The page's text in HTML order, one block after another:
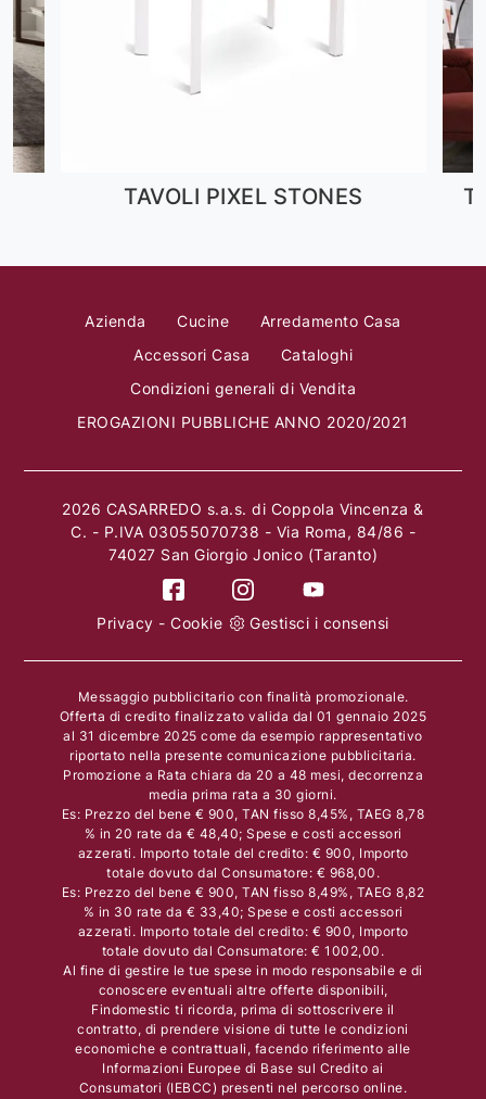
TAVOLI PIXEL STONES
Azienda Cucine
Arredamento Casa
Accessori Casa
Cataloghi
Condizioni generali di Vendita
EROGAZIONI PUBBLICHE ANNO 2020/2021
2026 CASARREDO s.a.s. di Coppola Vincenza &
C. - P.IVA 03055070738 - Via Roma, 84/86 -
74027 San Giorgio Jonico (Taranto)
Privacy -Cookie Gestisci i consensi
Messaggio pubblicitario con finalità promozionale.
Offerta di credito finalizzato valida dal 01 gennaio 2025
al 31 dicembre 2025 come da esempio rappresentativo
riportato nella presente comunicazione pubblicitaria.
Promozione a Rata chiara da 20 a 48 mesi, decorrenza
media prima rata a 30 giorni.
Es: Prezzo del bene € 900, TAN fisso 8,45%, TAEG 8,78
% in 20 rate da € 48,40; Spese e costi accessori
azzerati. Importo totale del credito: € 900, Importo
totale dovuto dal Consumatore: € 968,00.
Es: Prezzo del bene € 900, TAN fisso 8,49%, TAEG 8,82
% in 30 rate da € 33,40; Spese e costi accessori
azzerati. Importo totale del credito: € 900, Importo
totale dovuto dal Consumatore: € 1002,00.
Al fine di gestire le tue spese in modo responsabile e di
conoscere eventuali altre offerte disponibili,
Findomestic ti ricorda, prima di sottoscrivere il
contratto, di prendere visione di tutte le condizioni
economiche e contrattuali, facendo riferimento alle
Informazioni Europee di Base sul Credito ai
Consumatori (IEBCC) presenti nel percorso online.